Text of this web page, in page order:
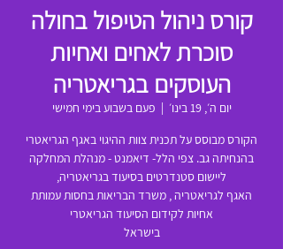
קורס ניהול הטיפול בחולה
סוכרת לאחים ואחיות
העוסקים בגריאטריה
יום ה׳, 19 בינו׳
  |
פעם בשבוע בימי חמישי
בהנחיתה גב. צפי הלל- דיאמנט - מנהלת המחלקה
האגף לגריאטריה , משרד הבריאות בחסות עמותת
בישראל